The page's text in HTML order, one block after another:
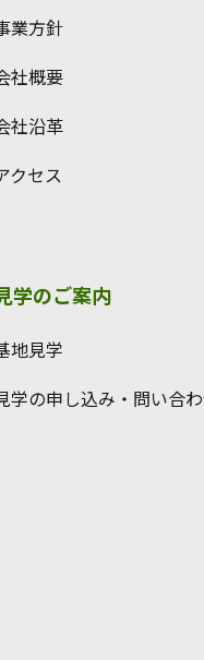
業方針
社概要
社沿革
クセス
学のご案内
地見学
学の申し込み・問い合